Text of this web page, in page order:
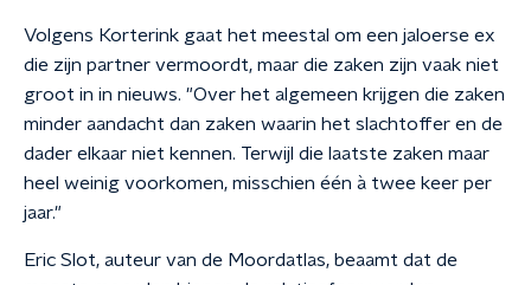
Volgens Korterink gaat het meestal om een jaloerse ex
die zijn partner vermoordt, maar die zaken zijn vaak niet
groot in in nieuws. "Over het algemeen krijgen die zaken
minder aandacht dan zaken waarin het slachtoffer en de
dader elkaar niet kennen. Terwijl die laatste zaken maar
heel weinig voorkomen, misschien één à twee keer per
jaar."
Eric Slot, auteur van de Moordatlas, beaamt dat de